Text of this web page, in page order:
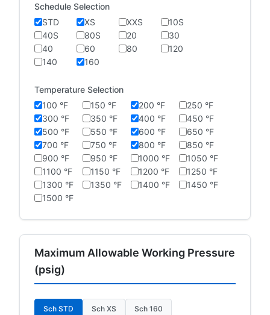
Schedule Selection
STD
XS XXS
10S
40S
80S 20
30
40
60 80
120
140
160
Temperature Selection
100 °F
150 °F 200 °F
250 °F
300 °F
350 °F 400 °F
450 °F
500 °F
550 °F 600 °F
650 °F
700 °F
750 °F 800 °F
850 °F
900 °F
950 °F 1000 °F
1050 °F
1100 °F
1150 °F 1200 °F
1250 °F
1300 °F
1350 °F 1400 °F
1450 °F
1500 °F
Maximum Allowable Working Pressure
(psig)
Sch STD Sch XS Sch 160